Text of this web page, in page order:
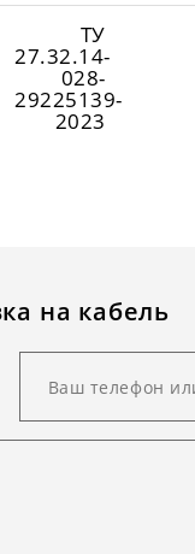
ТУ
27.32.14-
028-
29225139-
2023
на кабель